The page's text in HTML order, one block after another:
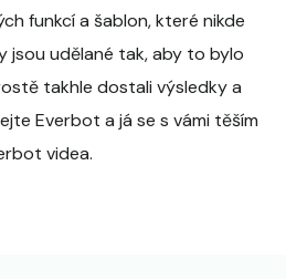
funkcí a šablon, které nikde
jsou udělané tak, aby to bylo
takhle dostali výsledky a
Everbot a já se s vámi těším
videa.